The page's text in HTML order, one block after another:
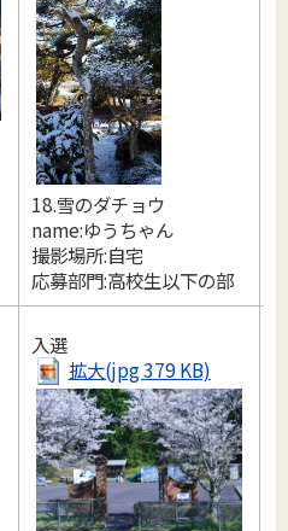
18.雪のダチョウ
name:ゆうちゃん
撮影場所:自宅
応募部門:高校生以下の部
入選
拡大(jpg 379 KB)